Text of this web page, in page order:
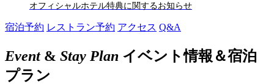
オフィシャルホテル特典に関するお知らせ
宿泊予約 レストラン予約 アクセス Q&A
Event& Stay Plan イベント情報＆宿泊
プラン